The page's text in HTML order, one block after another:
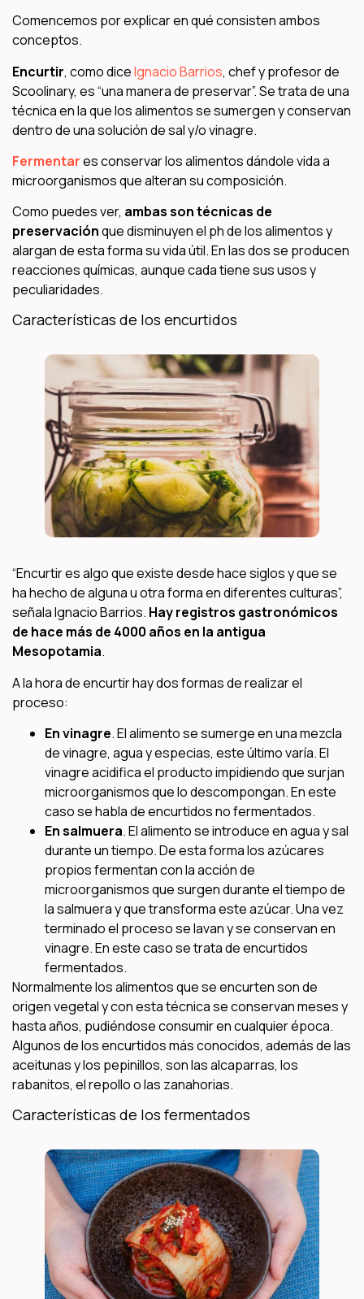
Comencemos por explicar en qué consisten ambos
conceptos.
Encurtir, como diceIgnacio Barrios, chef y profesor de
Scoolinary, es “una manera de preservar”. Se trata de una
técnica en la que los alimentos se sumergen y conservan
dentro de una solución de sal y/o vinagre.
Fermentaresconservar los alimentos dándole vida a
microorganismos que alteran su composición.
Como puedes ver, ambas son técnicas de
preservaciónque disminuyen el ph de los alimentos y
alargan de esta forma su vida útil. En las dos se producen
reacciones químicas, aunque cada tiene sus usos y
peculiaridades.
Características de los encurtidos
“Encurtir es algo que existe desde hace siglos y que se
ha hecho de alguna u otra forma en diferentes culturas”,
señala Ignacio Barrios. Hay registros gastronómicos
de hace más de 4000 años en la antigua
Mesopotamia.
A la hora de encurtir hay dos formas de realizar el
proceso:
En vinagre. El alimento se sumerge en una mezcla
de vinagre, agua y especias, este último varía. El
vinagre acidifica el producto impidiendo que surjan
microorganismos que lo descompongan. En este
caso se habla de encurtidos no fermentados.
En salmuera. El alimento se introduce en agua y sal
durante un tiempo. De esta forma los azúcares
propios fermentan con la acción de
microorganismos que surgen durante el tiempo de
la salmuera y que transforma este azúcar. Una vez
terminado el proceso se lavan y se conservan en
vinagre. En este caso se trata de encurtidos
fermentados.
Normalmente los alimentos que se encurten son de
origen vegetal y con esta técnica se conservan meses y
hasta años, pudiéndose consumir en cualquier época.
Algunos de los encurtidos más conocidos, además de las
aceitunas y los pepinillos, son las alcaparras, los
rabanitos, el repollo o las zanahorias.
Características de los fermentados